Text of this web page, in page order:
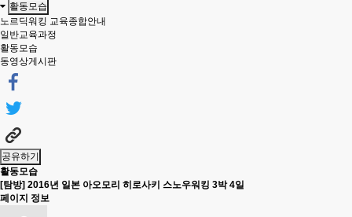
활동모습
노르딕워킹 교육종합안내
일반교육과정
활동모습
동영상게시판
공유하기
활동모습
[탐방] 2016년 일본 아오모리 히로사키 스노우워킹 3박 4일
페이지 정보